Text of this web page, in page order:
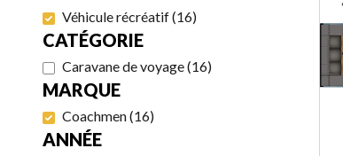
Véhicule récréatif(16)
CATÉGORIE
Caravane de voyage(16)
MARQUE
Coachmen(16)
ANNÉE